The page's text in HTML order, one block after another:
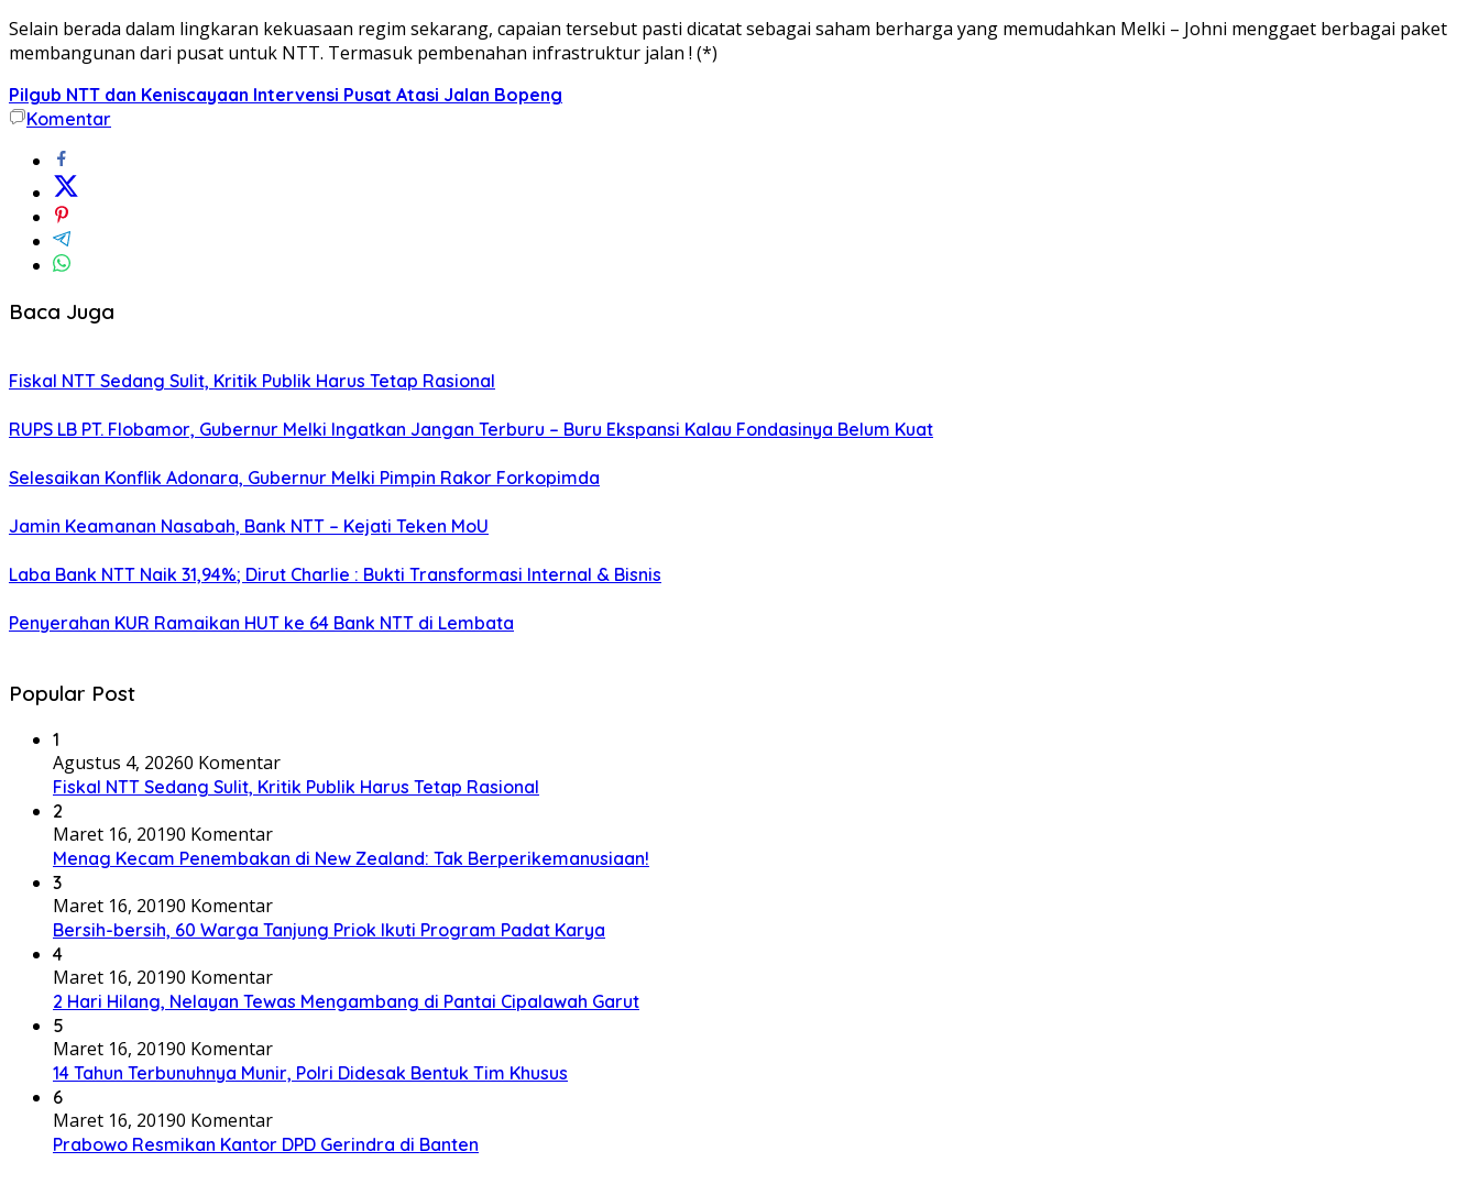
Selain berada dalam lingkaran kekuasaan regim sekarang, capaian tersebut pasti dicatat sebagai saham berharga yang memudahkan Melki – Johni menggaet berbagai paket
membangunan dari pusat untuk NTT. Termasuk pembenahan infrastruktur jalan ! (*)
Pilgub NTT dan Keniscayaan Intervensi Pusat Atasi Jalan Bopeng
Komentar
Baca Juga
Fiskal NTT Sedang Sulit, Kritik Publik Harus Tetap Rasional
RUPS LB PT. Flobamor, Gubernur Melki Ingatkan Jangan Terburu – Buru Ekspansi Kalau Fondasinya Belum Kuat
Selesaikan Konflik Adonara, Gubernur Melki Pimpin Rakor Forkopimda
Jamin Keamanan Nasabah, Bank NTT – Kejati Teken MoU
Laba Bank NTT Naik 31,94%; Dirut Charlie : Bukti Transformasi Internal & Bisnis
Penyerahan KUR Ramaikan HUT ke 64 Bank NTT di Lembata
Popular Post
1
Agustus 4, 20260 Komentar
Fiskal NTT Sedang Sulit, Kritik Publik Harus Tetap Rasional
2
Maret 16, 20190 Komentar
Menag Kecam Penembakan di New Zealand: Tak Berperikemanusiaan!
3
Maret 16, 20190 Komentar
Bersih-bersih, 60 Warga Tanjung Priok Ikuti Program Padat Karya
4
Maret 16, 20190 Komentar
2 Hari Hilang, Nelayan Tewas Mengambang di Pantai Cipalawah Garut
5
Maret 16, 20190 Komentar
14 Tahun Terbunuhnya Munir, Polri Didesak Bentuk Tim Khusus
6
Maret 16, 20190 Komentar
Prabowo Resmikan Kantor DPD Gerindra di Banten